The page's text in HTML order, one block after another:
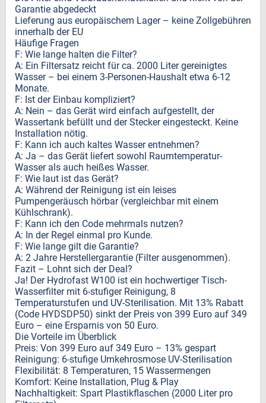
Garantie abgedeckt
Lieferung aus europäischem Lager – keine Zollgebühren
innerhalb der EU
Häufige Fragen
F: Wie lange halten die Filter?
A: Ein Filtersatz reicht für ca. 2000 Liter gereinigtes
Wasser – bei einem 3-Personen-Haushalt etwa 6-12
Monate.
F: Ist der Einbau kompliziert?
A: Nein – das Gerät wird einfach aufgestellt, der
Wassertank befüllt und der Stecker eingesteckt. Keine
Installation nötig.
F: Kann ich auch kaltes Wasser entnehmen?
A: Ja – das Gerät liefert sowohl Raumtemperatur-
Wasser als auch heißes Wasser.
F: Wie laut ist das Gerät?
A: Während der Reinigung ist ein leises
Pumpengeräusch hörbar (vergleichbar mit einem
Kühlschrank).
F: Kann ich den Code mehrmals nutzen?
A: In der Regel einmal pro Kunde.
F: Wie lange gilt die Garantie?
A: 2 Jahre Herstellergarantie (Filter ausgenommen).
Fazit – Lohnt sich der Deal?
Ja! Der Hydrofast W100 ist ein hochwertiger Tisch-
Wasserfilter mit 6-stufiger Reinigung, 8
Temperaturstufen und UV-Sterilisation. Mit 13% Rabatt
(Code HYDSDP50) sinkt der Preis von 399 Euro auf 349
Euro – eine Ersparnis von 50 Euro.
Die Vorteile im Überblick
Preis: Von 399 Euro auf 349 Euro – 13% gespart
Reinigung: 6-stufige Umkehrosmose UV-Sterilisation
Flexibilität: 8 Temperaturen, 15 Wassermengen
Komfort: Keine Installation, Plug & Play
Nachhaltigkeit: Spart Plastikflaschen (2000 Liter pro